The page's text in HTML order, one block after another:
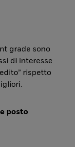
grade sono
di interesse
rispetto
posto